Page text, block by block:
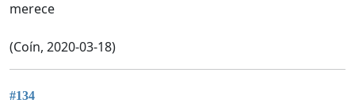
merece
(Coín, 2020-03-18)
#134